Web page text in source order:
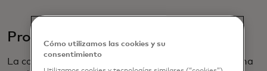
Proteja su tecnología
La configuración de la autenticación multifactor, una
Cómo utilizamos las cookies y su
consentimiento